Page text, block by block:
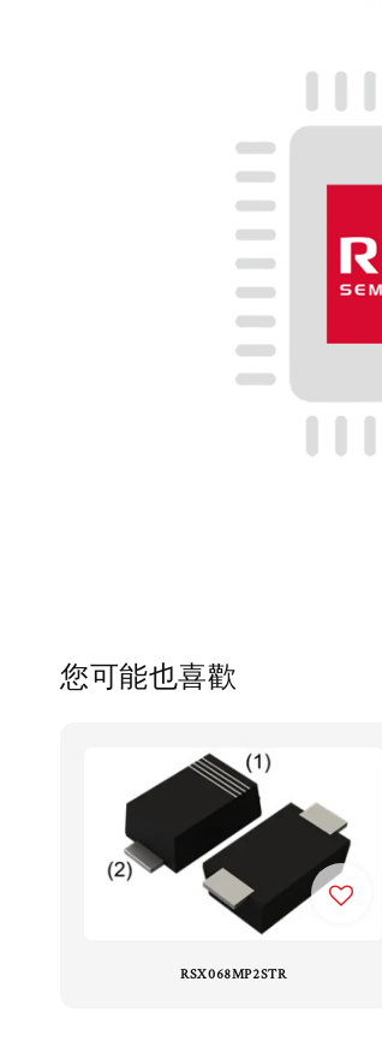
您可能也喜歡
RSX068MP2STR